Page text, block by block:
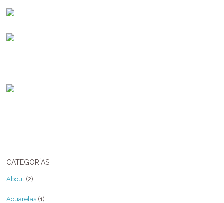
CATEGORÍAS
About (2)
Acuarelas (1)